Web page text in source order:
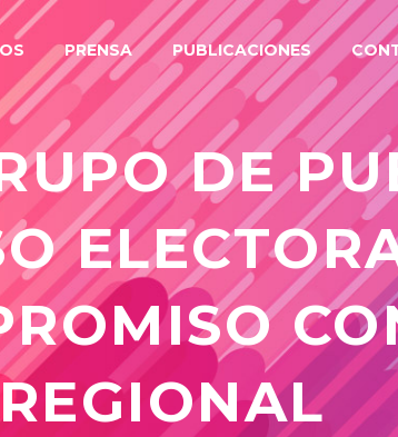
PRENSA PUBLICACIONES
DE